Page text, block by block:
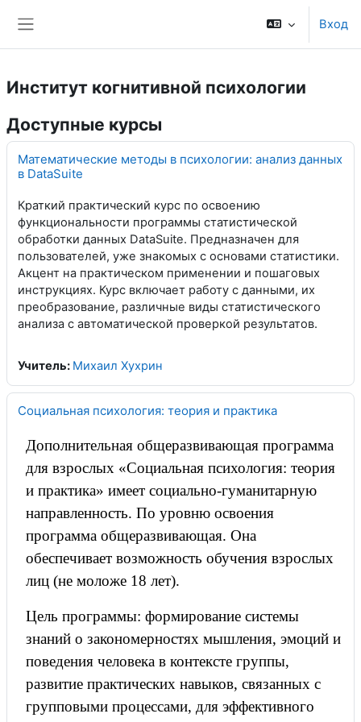
Вход
Институт когнитивной психологии
Доступные курсы
Математические методы в психологии: анализ данных
в DataSuite
Краткий практический курс по освоению
функциональности программы статистической
обработки данных DataSuite. Предназначен для
пользователей, уже знакомых с основами статистики.
Акцент на практическом применении и пошаговых
инструкциях. Курс включает работу с данными, их
преобразование, различные виды статистического
анализа с автоматической проверкой результатов.
Учитель: Михаил Хухрин
Социальная психология: теория и практика
Дополнительная общеразвивающая программа
для взрослых «Социальная психология: теория
и практика» имеет социально-гуманитарную
направленность. По уровню освоения
программа общеразвивающая. Она
обеспечивает возможность обучения взрослых
лиц (не моложе 18 лет).
Цель программы: формирование системы
знаний о закономерностях мышления, эмоций и
поведения человека в контексте группы,
развитие практических навыков, связанных с
групповыми процессами, для эффективного